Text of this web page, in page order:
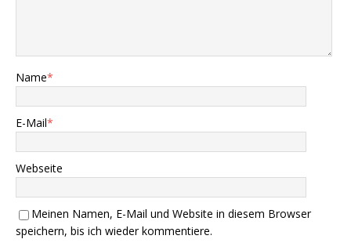
Name*
E-Mail*
Webseite
Meinen Namen, E-Mail und Website in diesem Browser
speichern, bis ich wieder kommentiere.